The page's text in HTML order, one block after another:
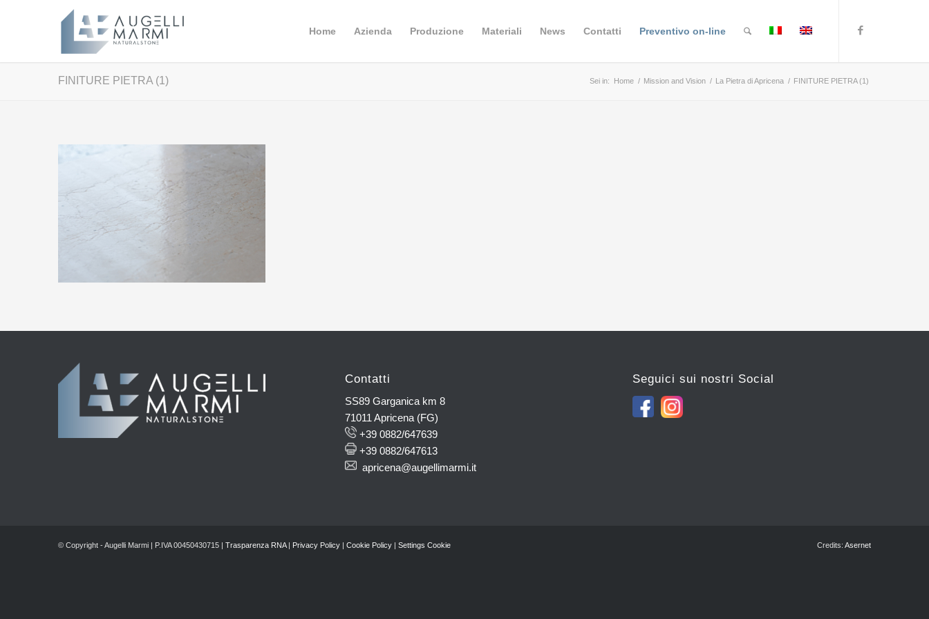
Home Azienda Produzione Materiali News Contatti Preventivo on-line
FINITURE PIETRA (1) Sei in: Home / Mission and Vision / La Pietra di Apricena / FINITURE PIETRA (1)
Contatti
SS89 Garganica km 8
71011 Apricena (FG)
+39 0882/647639
+39 0882/647613
apricena@augellimarmi.it
Seguici sui nostri Social
© Copyright - Augelli Marmi | P.IVA 00450430715 | Trasparenza RNA| Privacy Policy| Cookie Policy| Settings Cookie Credits:Asernet